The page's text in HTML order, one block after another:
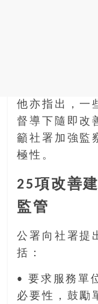
他亦指出，一
督導下隨即改
籲社署加強監
極性。
25項改善
監管
公署向社署提
括：
• 要求服務單
必要性，鼓勵